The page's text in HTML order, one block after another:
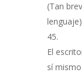
(Tan
El
sí